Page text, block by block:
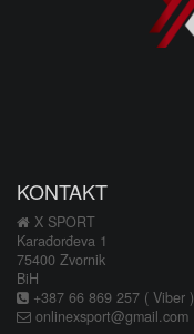
KONTAKT
X SPORT
Karađorđeva 1
75400 Zvornik
BiH
+387 66 869 257 ( Viber )
onlinexsport@gmail.com